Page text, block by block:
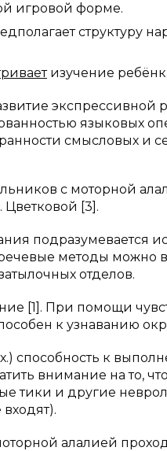
игровой форме.
структуру
изучение
экспрессивной
языковых
смысловых и
с моторной
[3].
подразумевается
методы
отделов.
[1]. При помощи
к узнаванию
способность к
внимание на то,
тики и другие
алалией